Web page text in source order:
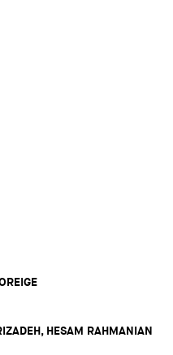
HESAM RAHMANIAN